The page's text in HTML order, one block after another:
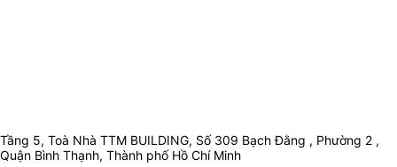
Tầng 5, Toà Nhà TTM BUILDING, Số 309 Bạch Đằng , Phường 2 ,
Quận Bình Thạnh, Thành phố Hồ Chí Minh